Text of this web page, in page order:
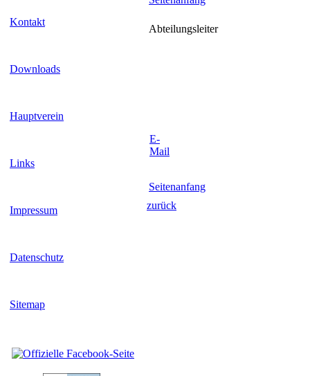
Kontakt
Downloads
Hauptverein
Links
Impressum
Datenschutz
Sitemap
Abteilungsleiter
E-
Mail
Seitenanfang
zurück